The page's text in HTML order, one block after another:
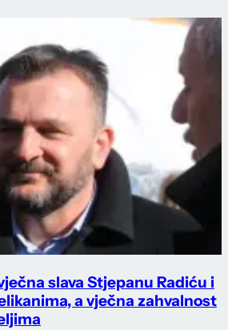
slava Stjepanu Radiću i
a vječna zahvalnost